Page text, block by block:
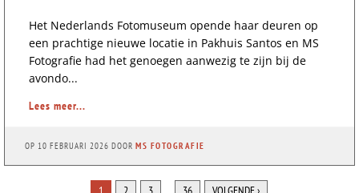
Het Nederlands Fotomuseum opende haar deuren op
een prachtige nieuwe locatie in Pakhuis Santos en MS
Fotografie had het genoegen aanwezig te zijn bij de
avondo...
Lees meer...
OP 10 FEBRUARI 2026 DOORMS FOTOGRAFIE